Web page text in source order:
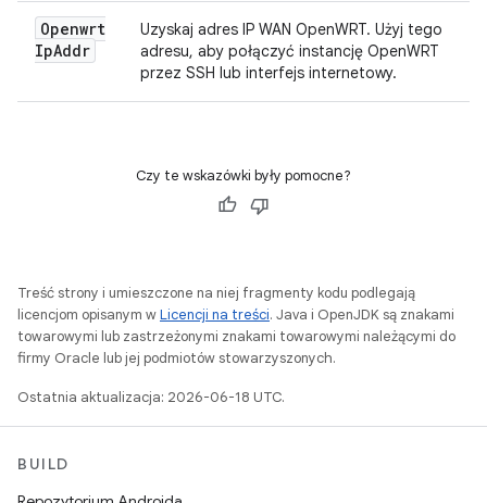
Openwrt
IpAddr
Uzyskaj adres IP WAN OpenWRT. Użyj tego
adresu, aby połączyć instancję OpenWRT
przez SSH lub interfejs internetowy.
Czy te wskazówki były pomocne?
Treść strony i umieszczone na niej fragmenty kodu podlegają
licencjom opisanym wLicencji na treści. Java i OpenJDK są znakami
towarowymi lub zastrzeżonymi znakami towarowymi należącymi do
firmy Oracle lub jej podmiotów stowarzyszonych.
Ostatnia aktualizacja: 2026-06-18 UTC.
BUILD